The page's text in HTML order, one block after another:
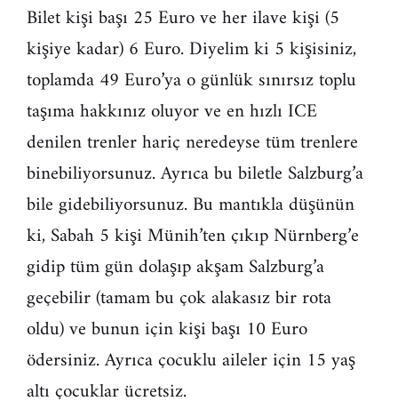
Bilet kişi başı 25 Euro ve her ilave kişi (5
kişiye kadar) 6 Euro. Diyelim ki 5 kişisiniz,
toplamda 49 Euro’ya o günlük sınırsız toplu
taşıma hakkınız oluyor ve en hızlı ICE
denilen trenler hariç neredeyse tüm trenlere
binebiliyorsunuz. Ayrıca bu biletle Salzburg’a
bile gidebiliyorsunuz. Bu mantıkla düşünün
ki, Sabah 5 kişi Münih’ten çıkıp Nürnberg’e
gidip tüm gün dolaşıp akşam Salzburg’a
geçebilir (tamam bu çok alakasız bir rota
oldu) ve bunun için kişi başı 10 Euro
ödersiniz. Ayrıca çocuklu aileler için 15 yaş
altı çocuklar ücretsiz.